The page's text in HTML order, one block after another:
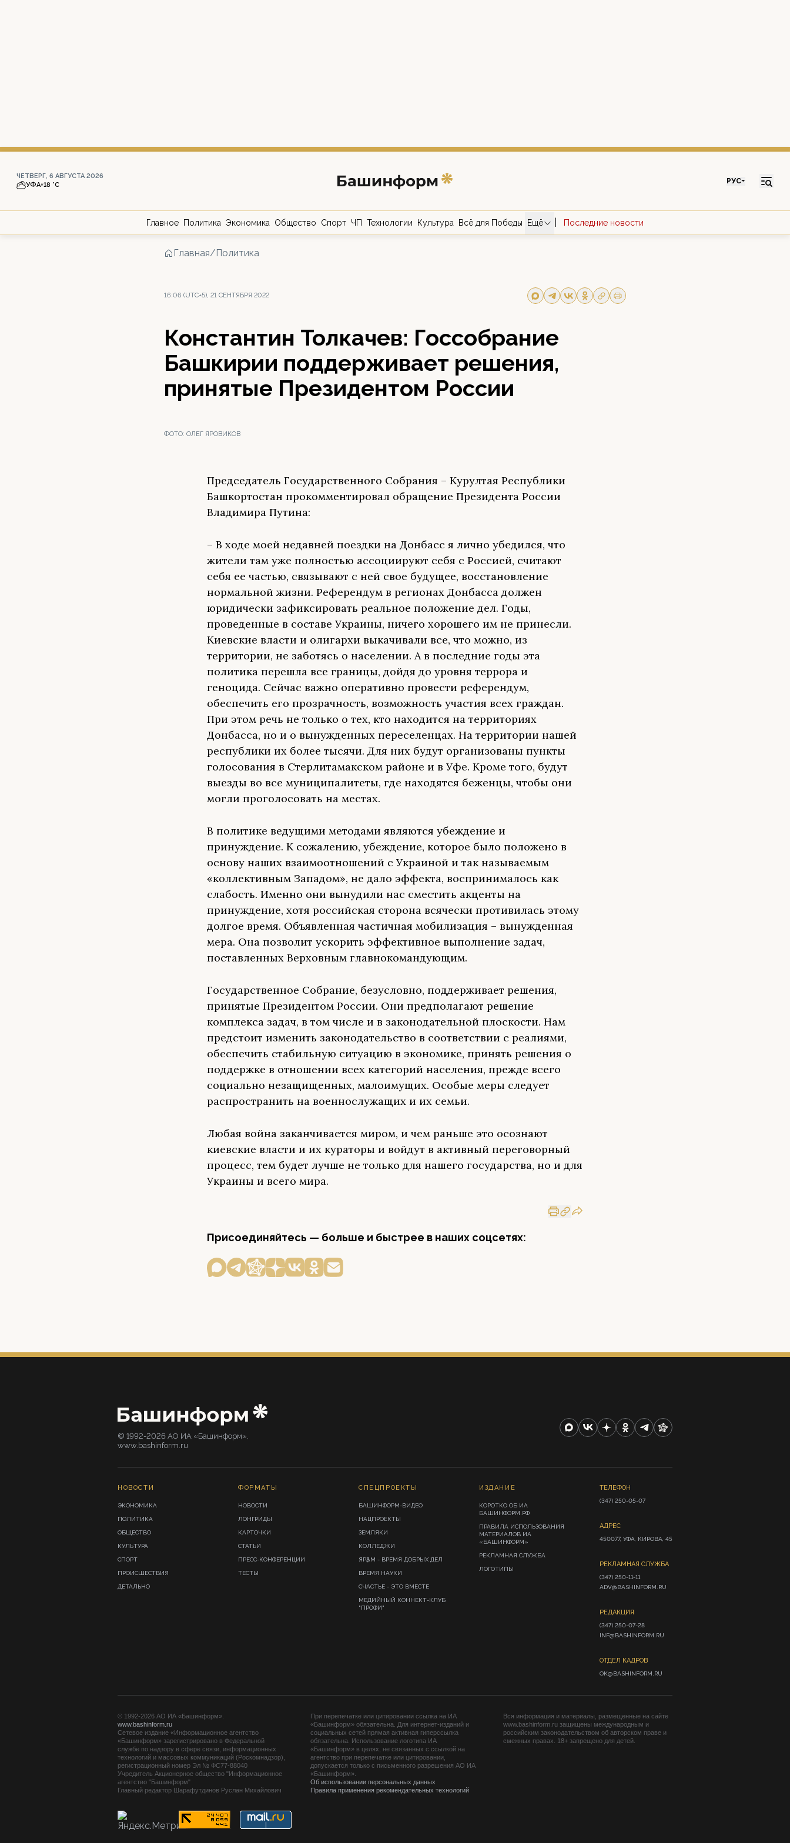
ЧЕТВЕРГ, 6 АВГУСТА 2026
УФА+18 °С РУС
Главное Политика Экономика Общество Спорт ЧП Технологии Культура Всё для Победы Ещё Последние новости
Главная/Политика
16:06 (UTC+5), 21 СЕНТЯБРЯ 2022
Константин Толкачев: Госсобрание
Башкирии поддерживает решения,
принятые Президентом России
ФОТО: ОЛЕГ ЯРОВИКОВ
Председатель Государственного Собрания – Курултая Республики
Башкортостан прокомментировал обращение Президента России
Владимира Путина:
– В ходе моей недавней поездки на Донбасс я лично убедился, что
жители там уже полностью ассоциируют себя с Россией, считают
себя ее частью, связывают с ней свое будущее, восстановление
нормальной жизни. Референдум в регионах Донбасса должен
юридически зафиксировать реальное положение дел. Годы,
проведенные в составе Украины, ничего хорошего им не принесли.
Киевские власти и олигархи выкачивали все, что можно, из
территории, не заботясь о населении. А в последние годы эта
политика перешла все границы, дойдя до уровня террора и
геноцида. Сейчас важно оперативно провести референдум,
обеспечить его прозрачность, возможность участия всех граждан.
При этом речь не только о тех, кто находится на территориях
Донбасса, но и о вынужденных переселенцах. На территории нашей
республики их более тысячи. Для них будут организованы пункты
голосования в Стерлитамакском районе и в Уфе. Кроме того, будут
выезды во все муниципалитеты, где находятся беженцы, чтобы они
могли проголосовать на местах.
В политике ведущими методами являются убеждение и
принуждение. К сожалению, убеждение, которое было положено в
основу наших взаимоотношений с Украиной и так называемым
«коллективным Западом», не дало эффекта, воспринималось как
слабость. Именно они вынудили нас сместить акценты на
принуждение, хотя российская сторона всячески противилась этому
долгое время. Объявленная частичная мобилизация – вынужденная
мера. Она позволит ускорить эффективное выполнение задач,
поставленных Верховным главнокомандующим.
Государственное Собрание, безусловно, поддерживает решения,
принятые Президентом России. Они предполагают решение
комплекса задач, в том числе и в законодательной плоскости. Нам
предстоит изменить законодательство в соответствии с реалиями,
обеспечить стабильную ситуацию в экономике, принять решения о
поддержке в отношении всех категорий населения, прежде всего
социально незащищенных, малоимущих. Особые меры следует
распространить на военнослужащих и их семьи.
Любая война заканчивается миром, и чем раньше это осознают
киевские власти и их кураторы и войдут в активный переговорный
процесс, тем будет лучше не только для нашего государства, но и для
Украины и всего мира.
Присоединяйтесь — больше и быстрее в наших соцсетях:
© 1992-2026 АО ИА «Башинформ».
www.bashinform.ru
НОВОСТИ
ЭКОНОМИКА
ПОЛИТИКА
ОБЩЕСТВО
КУЛЬТУРА
СПОРТ
ПРОИСШЕСТВИЯ
ДЕТАЛЬНО
ФОРМАТЫ
НОВОСТИ
ЛОНГРИДЫ
КАРТОЧКИ
СТАТЬИ
ПРЕСС-КОНФЕРЕНЦИИ
ТЕСТЫ
СПЕЦПРОЕКТЫ
БАШИНФОРМ-ВИДЕО
НАЦПРОЕКТЫ
ЗЕМЛЯКИ
КОЛЛЕДЖИ
ЯРҘАМ - ВРЕМЯ ДОБРЫХ ДЕЛ
ВРЕМЯ НАУКИ
СЧАСТЬЕ - ЭТО ВМЕСТЕ
МЕДИЙНЫЙ КОННЕКТ-КЛУБ
"ПРОФИ"
ИЗДАНИЕ
КОРОТКО ОБ ИА
БАШИНФОРМ.РФ
ПРАВИЛА ИСПОЛЬЗОВАНИЯ
МАТЕРИАЛОВ ИА
«БАШИНФОРМ»
РЕКЛАМНАЯ СЛУЖБА
ЛОГОТИПЫ
ТЕЛЕФОН
(347) 250-05-07
АДРЕС
450077, УФА, КИРОВА, 45
РЕКЛАМНАЯ СЛУЖБА
(347) 250-11-11
ADV@BASHINFORM.RU
РЕДАКЦИЯ
(347) 250-07-28
INF@BASHINFORM.RU
ОТДЕЛ КАДРОВ
OK@BASHINFORM.RU
© 1992-2026 АО ИА «Башинформ».
www.bashinform.ru
Сетевое издание «Информационное агентство
«Башинформ» зарегистрировано в Федеральной
службе по надзору в сфере связи, информационных
технологий и массовых коммуникаций (Роскомнадзор),
регистрационный номер Эл № ФС77-88040
Учредитель Акционерное общество "Информационное
агентство "Башинформ"
Главный редактор Шарафутдинов Руслан Михайлович
При перепечатке или цитировании ссылка на ИА
«Башинформ» обязательна. Для интернет-изданий и
социальных сетей прямая активная гиперссылка
обязательна. Использование логотипа ИА
«Башинформ» в целях, не связанных с ссылкой на
агентство при перепечатке или цитировании,
допускается только с письменного разрешения АО ИА
«Башинформ».
Об использовании персональных данных
Правила применения рекомендательных технологий
Вся информация и материалы, размещенные на сайте
www.bashinform.ru защищены международным и
российским законодательством об авторском праве и
смежных правах. 18+ запрещено для детей.